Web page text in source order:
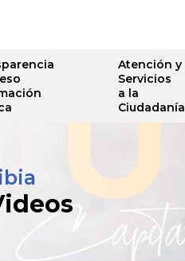
Atención y
Servicios
a la
Ciudadanía